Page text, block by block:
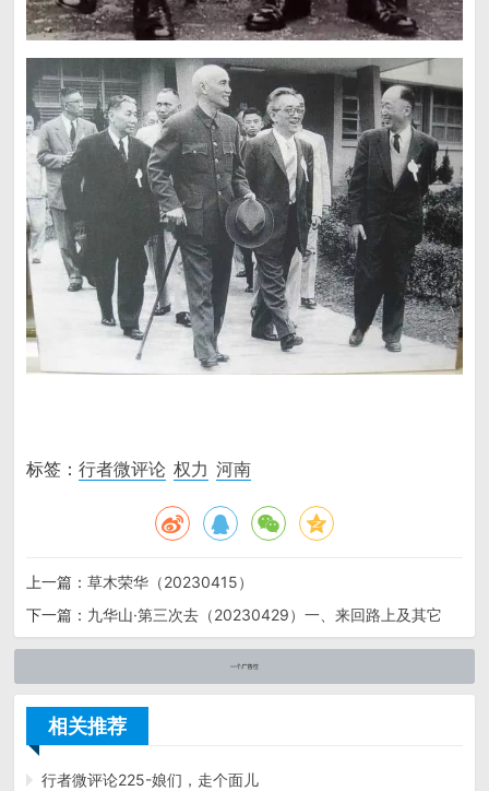
标签：行者微评论 权力 河南
上一篇：草木荣华（20230415）
下一篇： 九华山·第三次去（20230429）一、来回路上及其它
相关推荐
行者微评论225-娘们，走个面儿